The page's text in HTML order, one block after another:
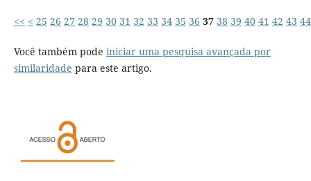
<< < 25 26 27 28 29 30 31 32 33 34 35 36 37 38 39 40 41 42 43 44
Você também pode iniciar uma pesquisa avançada por
similaridade para este artigo.